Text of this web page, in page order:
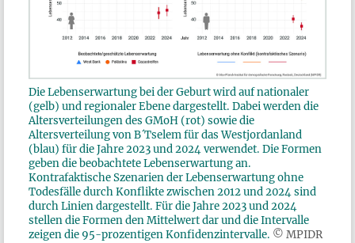
Die Lebenserwartung bei der Geburt wird auf nationaler
(gelb) und regionaler Ebene dargestellt. Dabei werden die
Altersverteilungen des GMoH (rot) sowie die
Altersverteilung von B´Tselem für das Westjordanland
(blau) für die Jahre 2023 und 2024 verwendet. Die Formen
geben die beobachtete Lebenserwartung an.
Kontrafaktische Szenarien der Lebenserwartung ohne
Todesfälle durch Konflikte zwischen 2012 und 2024 sind
durch Linien dargestellt. Für die Jahre 2023 und 2024
stellen die Formen den Mittelwert dar und die Intervalle
zeigen die 95-prozentigen Konfidenzintervalle. © MPIDR